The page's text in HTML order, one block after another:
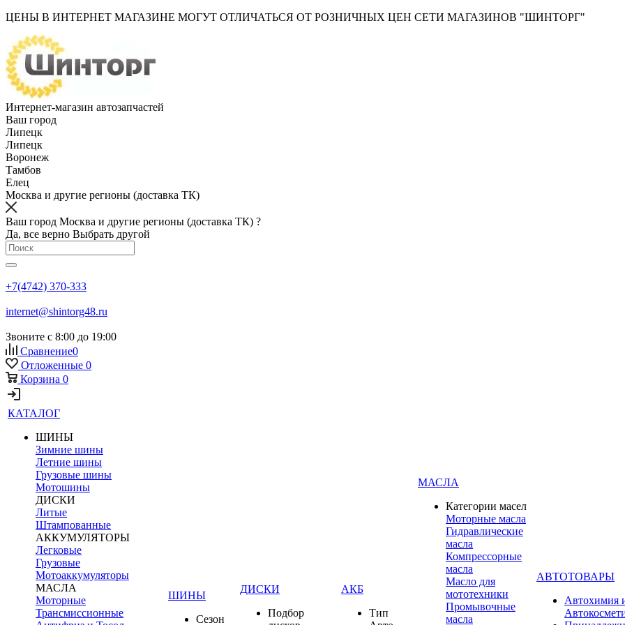
ЦЕНЫ В ИНТЕРНЕТ МАГАЗИНЕ МОГУТ ОТЛИЧАТЬСЯ ОТ РОЗНИЧНЫХ ЦЕН СЕТИ МАГАЗИНОВ "ШИНТОРГ"
Интернет-магазин автозапчастей
Ваш город
Липецк
Липецк
Воронеж
Тамбов
Елец
Москва и другие регионы (доставка ТК)
Ваш город Москва и другие регионы (доставка ТК) ?
Да, все верно Выбрать другой
+7(4742) 370-333
internet@shintorg48.ru
Звоните с 8:00 до 19:00
Сравнение0
Отложенные 0
Корзина 0
КАТАЛОГ
ШИНЫ
Зимние шины
Летние шины
Грузовые шины
Мотошины
ДИСКИ
Литые
Штампованные
АККУМУЛЯТОРЫ
Легковые
Грузовые
Мотоаккумуляторы
МАСЛА
Моторные
Трансмиссионные
ШИНЫ
Сезон
ДИСКИ
Подбор
АКБ
Тип
МАСЛА
Категории масел
Моторные масла
Гидравлические
масла
Компрессорные
масла
Масло для
мототехники
Промывочные
масла
АВТОТОВАРЫ
Автохимия